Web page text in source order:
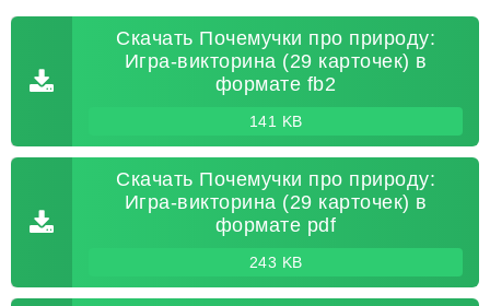
Скачать Почемучки про природу:
Игра-викторина (29 карточек) в
формате fb2
141 KB
Скачать Почемучки про природу:
Игра-викторина (29 карточек) в
формате pdf
243 KB